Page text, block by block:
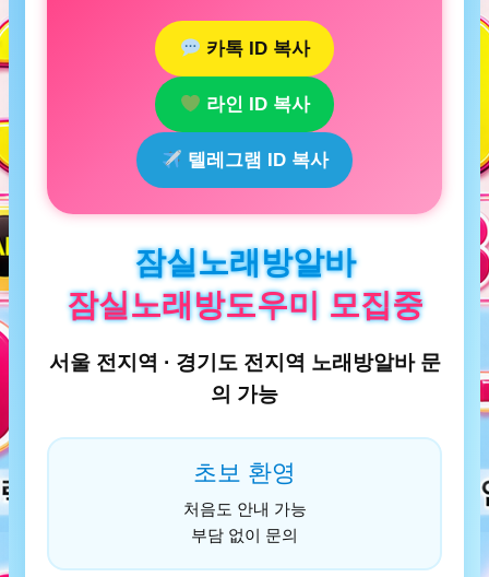
카톡 ID 복사
라인 ID 복사
텔레그램 ID 복사
잠실노래방알바
잠실노래방도우미 모집중
서울 전지역 · 경기도 전지역 노래방알바 문
의 가능
초보 환영
처음도 안내 가능
부담 없이 문의